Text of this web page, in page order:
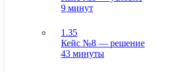
9 минут
1.35
Кейс №8 — решение
43 минуты